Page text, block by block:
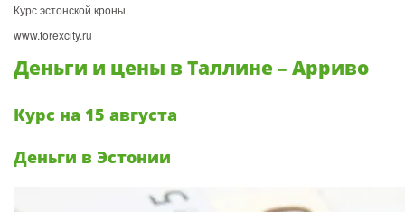
Курс эстонской кроны.
www.forexcity.ru
Деньги и цены в Таллине – Арриво
Курс на 15 августа
Деньги в Эстонии